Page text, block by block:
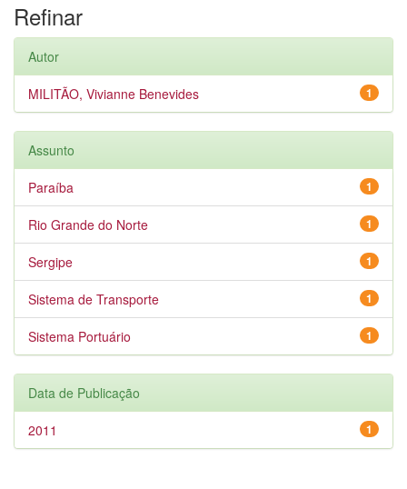
Refinar
Autor
1
MILITÃO, Vivianne Benevides
Assunto
1
Paraíba
1
Rio Grande do Norte
1
Sergipe
1
Sistema de Transporte
1
Sistema Portuário
Data de Publicação
1
2011